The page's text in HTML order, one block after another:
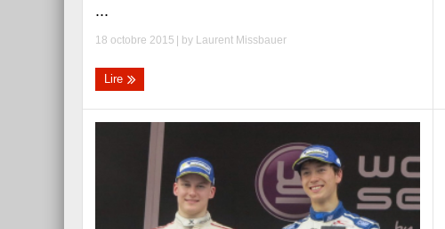
...
18 octobre 2015 | by Laurent Missbauer
Lire
Essai – Morgan Supersport